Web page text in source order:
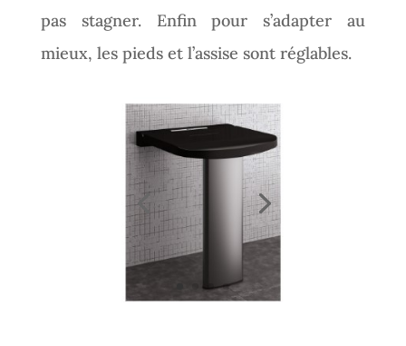
pas stagner.
Enfin pour s’adapter au
mieux, les pieds et l’assise sont réglables.